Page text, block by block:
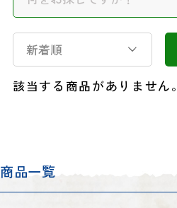
新着順
該当する商品がありません。
商品一覧